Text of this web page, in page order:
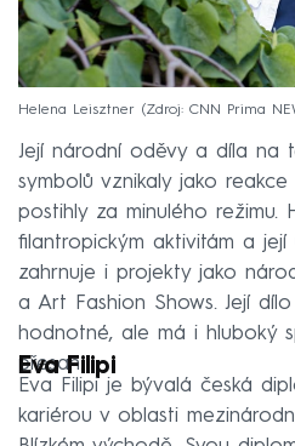
Helena Leisztner Zdroj: CNN Prima
Její národní oděvy a díla na
symbolů vznikaly jako
postihly za minulého režimu.
filantropickým aktivitám a
zahrnuje i projekty jako
a Art Fashion Shows. Její
hodnotné, ale má i hluboký
přesah.
Eva Filipi
Eva Filipi je bývalá česká
kariérou v oblasti